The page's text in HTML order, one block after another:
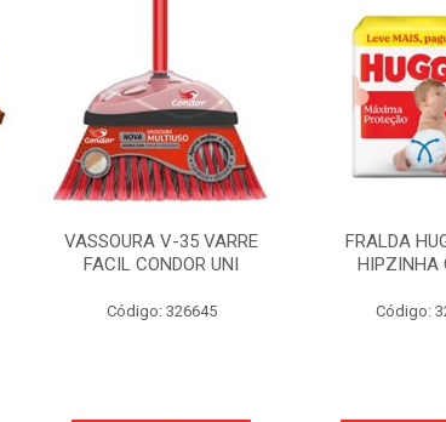
VASSOURA V-35 VARRE
FACIL CONDOR UNI
Código: 326645
FRALDA
HIPZINHA
Código: